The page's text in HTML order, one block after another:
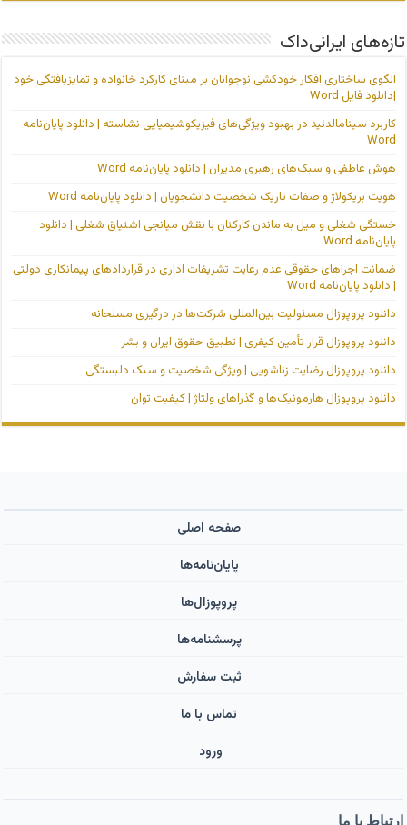
تازه‌های ایرانی‌داک
الگوی ساختاری افکار خودکشی نوجوانان بر مبنای کارکرد خانواده و تمایزیافتگی خود
|دانلود فایل Word
کاربرد سینامالدئید در بهبود ویژگی‌های فیزیکوشیمیایی نشاسته | دانلود پایان‌نامه
Word
هوش عاطفی و سبک‌های رهبری مدیران | دانلود پایان‌نامه Word
هویت بریکولاژ و صفات تاریک شخصیت دانشجویان | دانلود پایان‌نامه Word
خستگی شغلی و میل به ماندن کارکنان با نقش میانجی اشتیاق شغلی | دانلود
پایان‌نامه Word
ضمانت اجراهای حقوقی عدم رعایت تشریفات اداری در قراردادهای پیمانکاری دولتی
| دانلود پایان‌نامه Word
دانلود پروپوزال مسئولیت بین‌المللی شرکت‌ها در درگیری مسلحانه
دانلود پروپوزال قرار تأمین کیفری | تطبیق حقوق ایران و بشر
دانلود پروپوزال رضایت زناشویی | ویژگی شخصیت و سبک دلبستگی
دانلود پروپوزال هارمونیک‌ها و گذراهای ولتاژ | کیفیت توان
صفحه اصلی
پایان‌نامه‌ها
پروپوزال‌ها
پرسشنامه‌ها
ثبت سفارش
تماس با ما
ورود ‌
ارتباط با ما